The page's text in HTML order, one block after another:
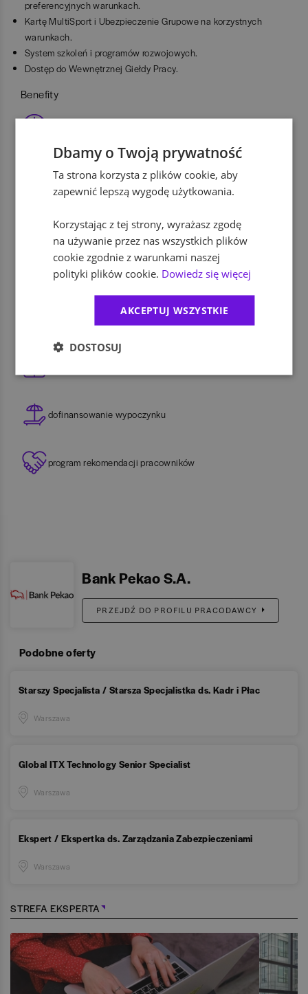
preferencyjnych warunkach.
Kartę MultiSport i Ubezpieczenie Grupowe na korzystnych
warunkach.
System szkoleń i programów rozwojowych.
Dostęp do Wewnętrznej Giełdy Pracy.
Benefity
prywatna opieka medyczna
dofinansowanie szkoleń i kursów
ubezpieczenie na życie
możliwość pracy zdalnej
dofinansowanie wypoczynku
program rekomendacji pracowników
Bank Pekao S.A.
PRZEJDŹ DO PROFILU PRACODAWCY
Podobne oferty
Starszy Specjalista / Starsza Specjalistka ds. Kadr i Płac
Warszawa
Global ITX Technology Senior Specialist
Warszawa
Ekspert / Ekspertka ds. Zarządzania Zabezpieczeniami
Warszawa
STREFA EKSPERTA
Dbamy o Twoją prywatność
Ta strona korzysta z plików cookie, aby
zapewnić lepszą wygodę użytkowania.
Korzystając z tej strony, wyrażasz zgodę
na używanie przez nas wszystkich plików
cookie zgodnie z warunkami naszej
polityki plików cookie. Dowiedz się więcej
AKCEPTUJ WSZYSTKIE
DOSTOSUJ